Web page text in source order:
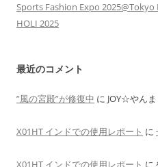
Sports Fashion Expo 2025@Tokyo
HOLI 2025
最近のコメント
”風の宮殿”が修復中 に JOY☆やんま
X01HT インドでの使用レポート に
X01HT インドでの使用レポート に